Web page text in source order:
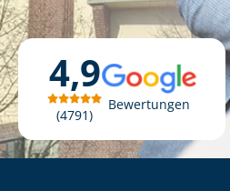
4,9
4791
Bewertungen